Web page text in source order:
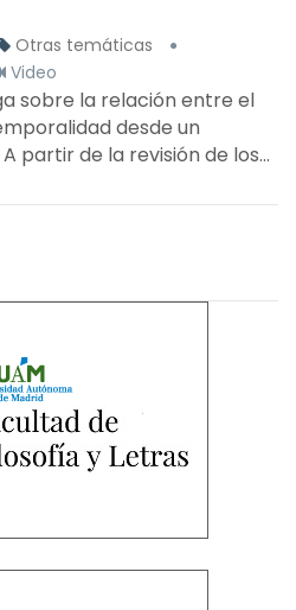
Otras temáticas
Video
sobre la relación entre el
desde un
partir de la revisión de los...